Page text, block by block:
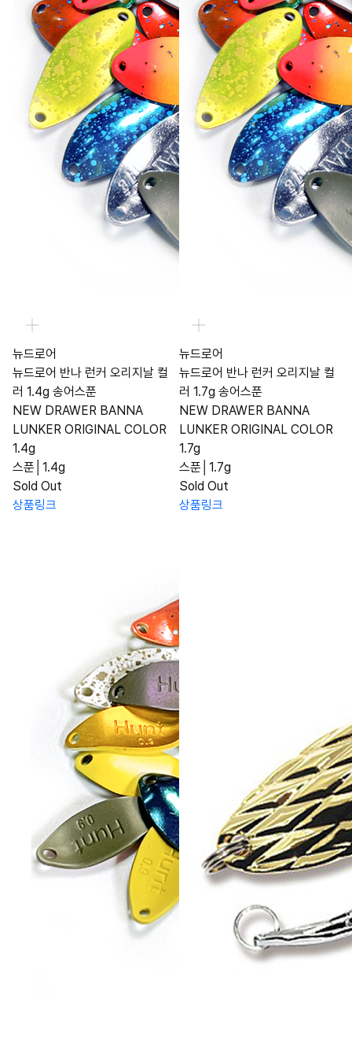
뉴드로어
뉴드로어 반나 런커 오리지날 컬
러 1.4g 송어스푼
NEW DRAWER BANNA
LUNKER ORIGINAL COLOR
1.4g
스푼│1.4g
Sold Out
상품링크
뉴드로어
뉴드로어 반나 런커 오리지날 컬
러 1.7g 송어스푼
NEW DRAWER BANNA
LUNKER ORIGINAL COLOR
1.7g
스푼│1.7g
Sold Out
상품링크